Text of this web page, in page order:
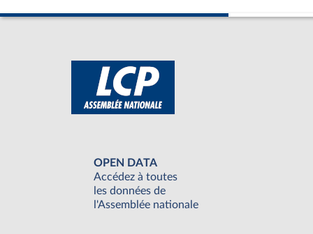
OPEN DATA
Accédez à toutes
les données de
l'Assemblée nationale